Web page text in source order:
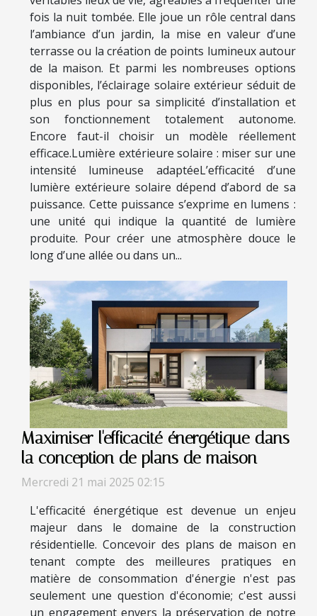
fois la nuit tombée. Elle joue un rôle central dans
l’ambiance d’un jardin, la mise en valeur d’une
terrasse ou la création de points lumineux autour
de la maison. Et parmi les nombreuses options
disponibles, l’éclairage solaire extérieur séduit de
plus en plus pour sa simplicité d’installation et
son fonctionnement totalement autonome.
Encore faut-il choisir un modèle réellement
efficace.Lumière extérieure solaire : miser sur une
intensité lumineuse adaptéeL’efficacité d’une
lumière extérieure solaire dépend d’abord de sa
puissance. Cette puissance s’exprime en lumens :
une unité qui indique la quantité de lumière
produite. Pour créer une atmosphère douce le
long d’une allée ou dans un...
Maximiser l'efficacité énergétique dans
la conception de plans de maison
Mercredi 21 mai 2025 02:15
L'efficacité énergétique est devenue un enjeu
majeur dans le domaine de la construction
résidentielle. Concevoir des plans de maison en
tenant compte des meilleures pratiques en
matière de consommation d'énergie n'est pas
seulement une question d'économie; c'est aussi
un engagement envers la préservation de notre